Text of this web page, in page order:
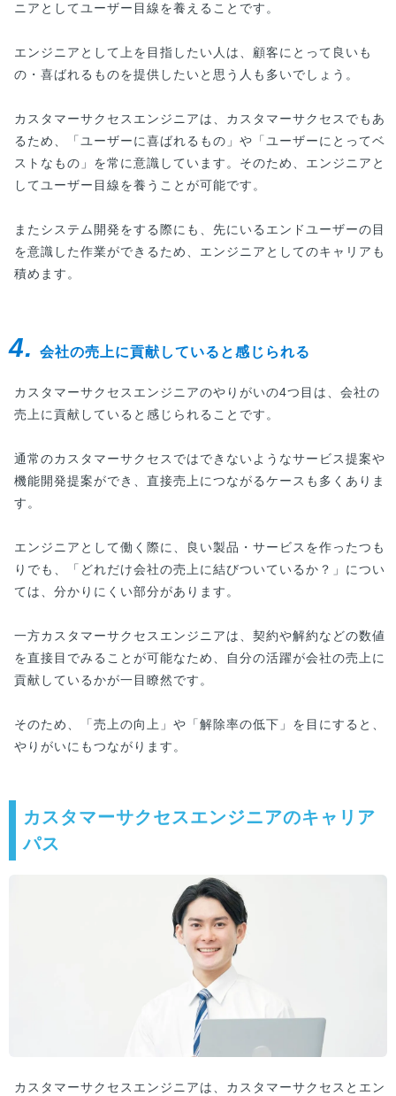
ニアとしてユーザー目線を養えることです。
エンジニアとして上を目指したい人は、顧客にとって良いも
の・喜ばれるものを提供したいと思う人も多いでしょう。
カスタマーサクセスエンジニアは、カスタマーサクセスでもあ
るため、「ユーザーに喜ばれるもの」や「ユーザーにとってベ
ストなもの」を常に意識しています。そのため、エンジニアと
してユーザー目線を養うことが可能です。
またシステム開発をする際にも、先にいるエンドユーザーの目
を意識した作業ができるため、エンジニアとしてのキャリアも
積めます。
4. 会社の売上に貢献していると感じられる
カスタマーサクセスエンジニアのやりがいの4つ目は、会社の
売上に貢献していると感じられることです。
通常のカスタマーサクセスではできないようなサービス提案や
機能開発提案ができ、直接売上につながるケースも多くありま
す。
エンジニアとして働く際に、良い製品・サービスを作ったつも
りでも、「どれだけ会社の売上に結びついているか？」につい
ては、分かりにくい部分があります。
一方カスタマーサクセスエンジニアは、契約や解約などの数値
を直接目でみることが可能なため、自分の活躍が会社の売上に
貢献しているかが一目瞭然です。
そのため、「売上の向上」や「解除率の低下」を目にすると、
やりがいにもつながります。
カスタマーサクセスエンジニアのキャリア
パス
カスタマーサクセスエンジニアは、カスタマーサクセスとエン